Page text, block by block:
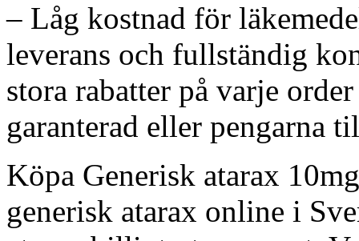
– Låg kostnad för
leverans och fullständig
stora rabatter på varje
garanterad eller pengarna
Köpa Generisk atarax
generisk atarax online i